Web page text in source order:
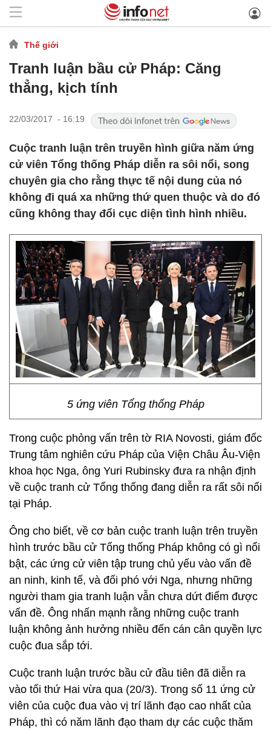
Thế giới
Tranh luận bầu cử Pháp: Căng
thẳng, kịch tính
22/03/2017 - 16:19
Cuộc tranh luận trên truyền hình giữa năm ứng
cử viên Tổng thống Pháp diễn ra sôi nổi, song
chuyên gia cho rằng thực tế nội dung của nó
không đi quá xa những thứ quen thuộc và do đó
cũng không thay đổi cục diện tình hình nhiều.
5 ứng viên Tổng thống Pháp
Trong cuộc phỏng vấn trên tờ RIA Novosti, giám đốc
Trung tâm nghiên cứu Pháp của Viện Châu Âu-Viện
khoa học Nga, ông Yuri Rubinsky đưa ra nhận định
về cuộc tranh cử Tổng thống đang diễn ra rất sôi nổi
tại Pháp.
Ông cho biết, về cơ bản cuộc tranh luận trên truyền
hình trước bầu cử Tổng thống Pháp không có gì nổi
bật, các ứng cử viên tập trung chủ yếu vào vấn đề
an ninh, kinh tế, và đối phó với Nga, nhưng những
người tham gia tranh luận vẫn chưa dứt điểm được
vấn đề. Ông nhấn mạnh rằng những cuộc tranh
luận không ảnh hưởng nhiều đến cán cân quyền lực
cuộc đua sắp tới.
Cuộc tranh luận trước bầu cử đầu tiên đã diễn ra
vào tối thứ Hai vừa qua (20/3). Trong số 11 ứng cử
viên của cuộc đua vào vị trí lãnh đạo cao nhất của
Pháp, thì có năm lãnh đạo tham dự các cuộc thăm